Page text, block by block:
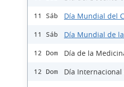
11 Sáb Día Mundial del
11 Sáb Día Mundial de
12 Dom Día de la
12 Dom Día Internacional